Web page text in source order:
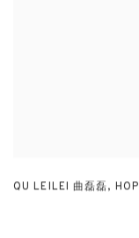
QU LEILEI 曲磊磊,